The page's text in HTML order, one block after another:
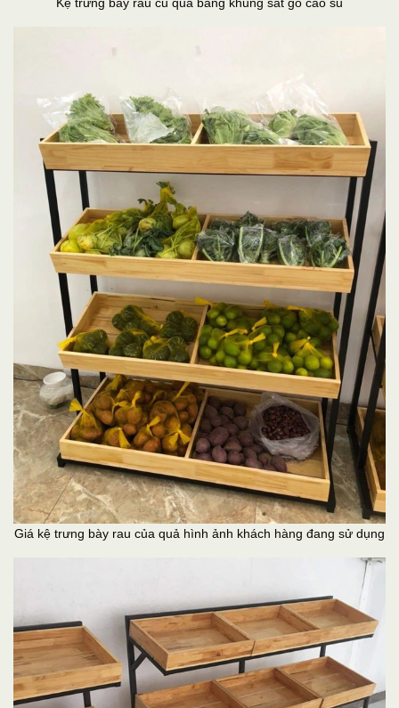
Giá kệ trưng bày rau của quả hình ảnh khách hàng đang sử dụng